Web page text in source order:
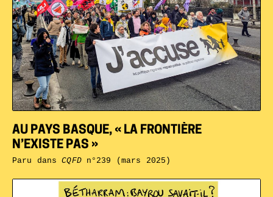
AU PAYS BASQUE, « LA FRONTIÈRE
N’EXISTE PAS »
Paru dansCQFDn°239 (mars 2025)